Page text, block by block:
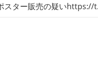
スター販売の疑いhttps://